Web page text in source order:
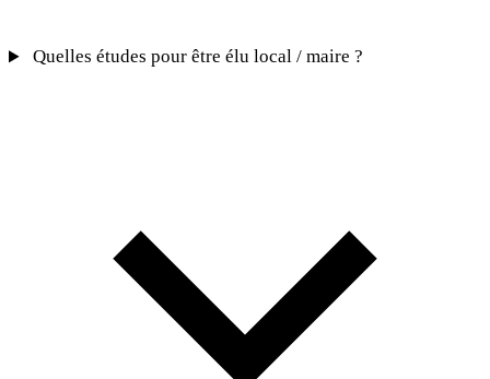
Quelles études pour être élu local / maire ?